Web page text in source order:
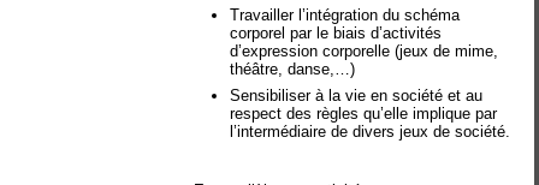
Travailler l’intégration du schéma
corporel par le biais d’activités
d’expression corporelle (jeux de mime,
théâtre, danse,…)
Sensibiliser à la vie en société et au
respect des règles qu’elle implique par
l’intermédiaire de divers jeux de société.